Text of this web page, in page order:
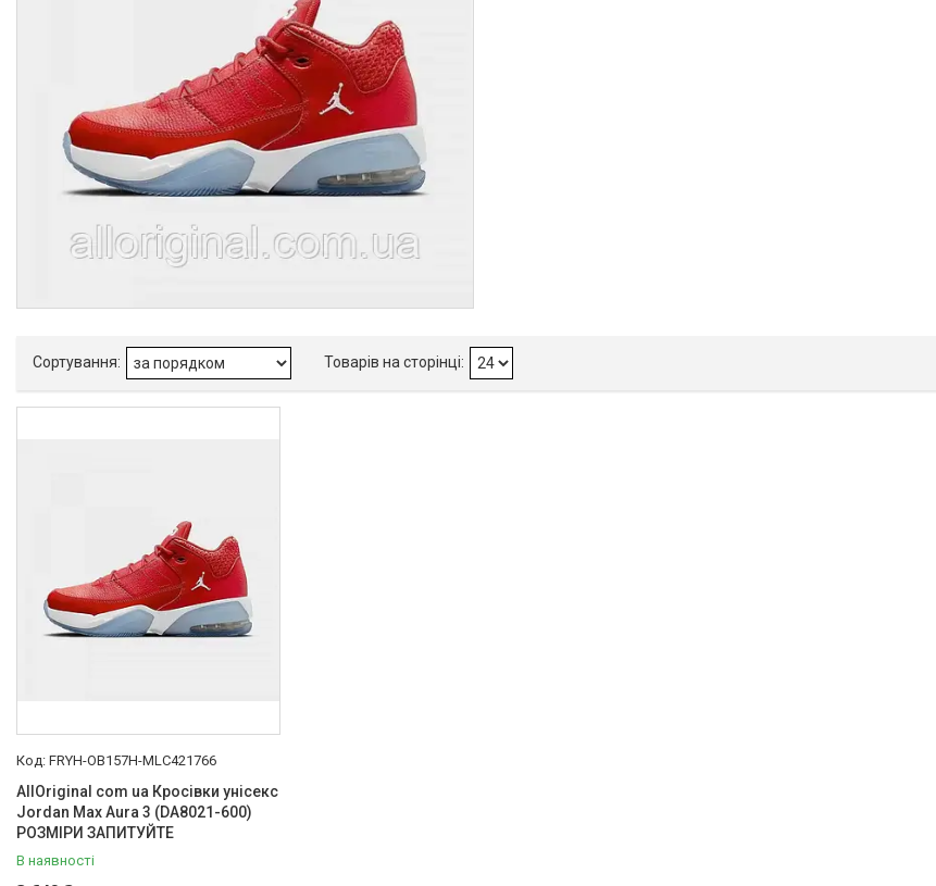
FRYH-OB157H-MLC421766
AllOriginal com ua Кросівки унісекс
Jordan Max Aura 3 (DA8021-600)
РОЗМІРИ ЗАПИТУЙТЕ
В наявності